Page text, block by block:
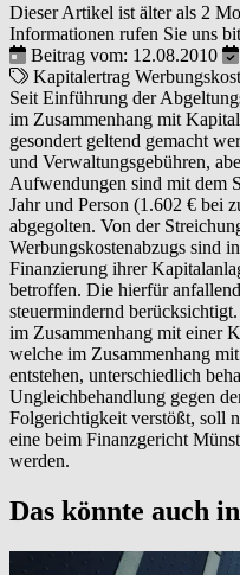
Dieser Artikel ist älter als 2
Informationen rufen Sie uns
Beitrag vom: 12.08.2010
Kapitalertrag
Seit Einführung der
im Zusammenhang mit
gesondert geltend gemacht
und Verwaltungsgebühren,
Aufwendungen sind mit dem
Jahr und Person (1.602 € bei
abgegolten. Von der
Werbungskostenabzugs sind
Finanzierung ihrer
betroffen. Die hierfür
steuermindernd
im Zusammenhang mit einer
welche im Zusammenhang
entstehen, unterschiedlich
Ungleichbehandlung gegen
Folgerichtigkeit verstößt, soll
eine beim Finanzgericht
werden.
Das könnte auch